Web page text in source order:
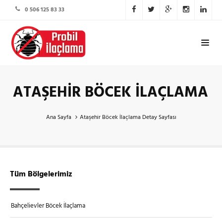
0 506 125 83 33
ATAŞEHIR BÖCEK İLAÇLAMA
Ana Sayfa Ataşehir Böcek İlaçlama Detay Sayfası
Tüm Bölgelerimiz
Bahçelievler Böcek İlaçlama